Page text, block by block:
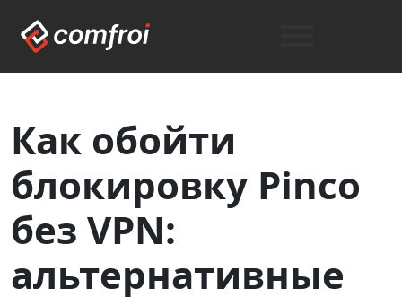
Как обойти
блокировку Pinco
без VPN:
альтернативные